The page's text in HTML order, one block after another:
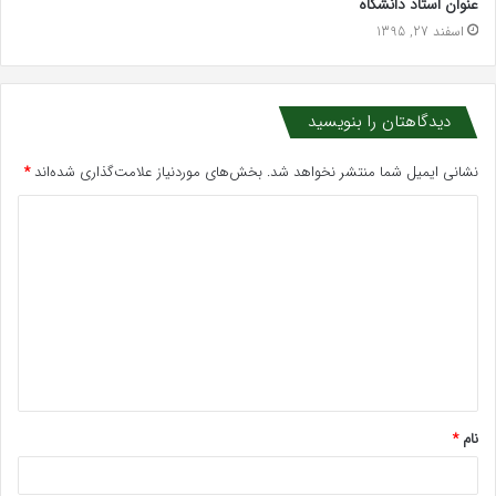
اسفند 27, 1395
دیدگاهتان را بنویسید
نشانی ایمیل شما منتشر نخواهد شد. بخش‌های موردنیاز علامت‌گذاری شده‌اند*
*
نام*